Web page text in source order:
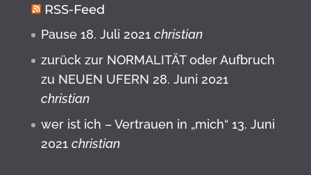
RSS-Feed
Pause 18. Juli 2021 christian
zurück zur NORMALITÄT oder Aufbruch
zu NEUEN UFERN 28. Juni 2021
christian
wer ist ich – Vertrauen in „mich“ 13. Juni
2021 christian